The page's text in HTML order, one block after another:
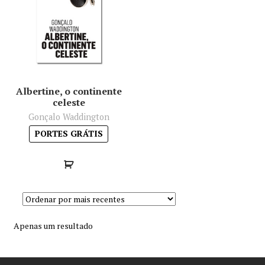
Política de privacidade
Mapa do site
Albertine, o continente
celeste
Gonçalo Waddington
PORTES GRÁTIS
Apenas um resultado